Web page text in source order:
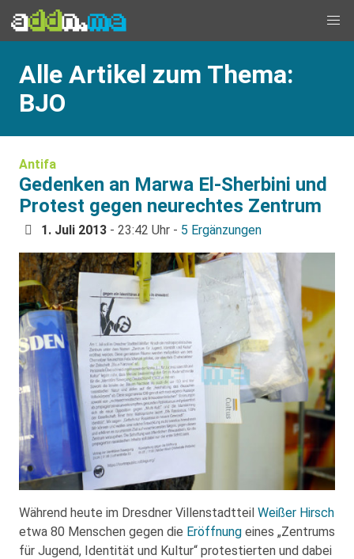
Alle Artikel zum Thema:
BJO
Antifa
Gedenken an Marwa El-Sherbini und
Protest gegen neurechtes Zentrum
1. Juli 2013 - 23:42 Uhr - 5 Ergänzungen
Während heute im Dresdner Villenstadtteil Weißer Hirsch
etwa 80 Menschen gegen die Eröffnung eines „Zentrums
für Jugend, Identität und Kultur“ protestierten und dabei